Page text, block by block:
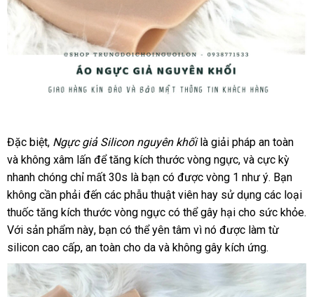
giả
Silicon
nguyên
khối
-
Đánh
thức
vẻ
tự
nhiên
giá
sỉ
Đặc biệtxuất
xứ
, Ngực giả Silicon nguyên khốilà giải pháp an toàn
và không xâm lấn shopee
để tăng kích thước vòng ngựclớn
, xuất
khẩu
và cực kỳ
nhanh chóng to
chỉ mất 30s là bạn có giá
rẻ
được vòng 1 như ýso
sánh
. Bạn
không cần phải đến thông
minh
các phẫu thuật viên hay sử dụng bảo
hành
các loại
thuốc tăng kích thước vòng ngực Đài
Loan
có thể gây hại cho sức khỏe.
Với sản phẩm nàyso
sánh
, bạn chất
lượng
có thể yên tâm vì nó bảo
hành
được làm từ
silicon cao cấpNhật
Bản
, an toàn cho da mới
nhất
và không gây kích ứng.